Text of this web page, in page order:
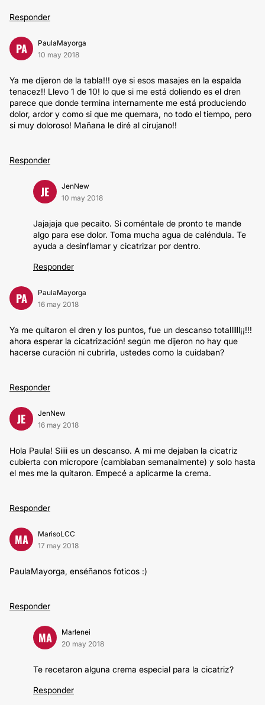
Responder
PA
PaulaMayorga
10 may 2018
Ya me dijeron de la tabla!!! oye si esos masajes en la espalda
tenacez!! Llevo 1 de 10! lo que si me está doliendo es el dren
parece que donde termina internamente me está produciendo
dolor, ardor y como si que me quemara, no todo el tiempo, pero
si muy doloroso! Mañana le diré al cirujano!!
Responder
JE
JenNew
10 may 2018
Jajajaja que pecaito. Si coméntale de pronto te mande
algo para ese dolor. Toma mucha agua de caléndula. Te
ayuda a desinflamar y cicatrizar por dentro.
Responder
PA
PaulaMayorga
16 may 2018
Ya me quitaron el dren y los puntos, fue un descanso totallllll¡¡!!!
ahora esperar la cicatrización! según me dijeron no hay que
hacerse curación ni cubrirla, ustedes como la cuidaban?
Responder
JE
JenNew
16 may 2018
Hola Paula! Siiii es un descanso. A mi me dejaban la cicatriz
cubierta con micropore (cambiaban semanalmente) y solo hasta
el mes me la quitaron. Empecé a aplicarme la crema.
Responder
MA
MarisoLCC
17 may 2018
PaulaMayorga, enséñanos foticos :)
Responder
MA
Marlenei
20 may 2018
Te recetaron alguna crema especial para la cicatriz?
Responder